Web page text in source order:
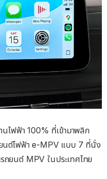
ไฟฟ้า 100% ที่เข้ามาพลิก
ยนต์ไฟฟ้า e-MPV แบบ 7 ที่นั่ง
ถยนต์ MPV ในประเทศไทย